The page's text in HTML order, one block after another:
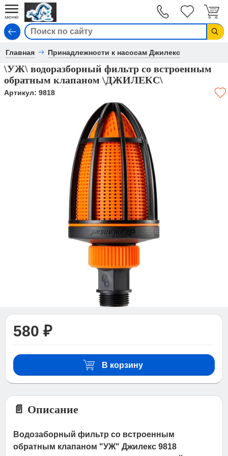
Главная Принадлежности к насосам Джилекс
\УЖ\ водоразборный фильтр со встроенным
обратным клапаном \ДЖИЛЕКС\
Артикул: 9818
580 ₽
В корзину
📄 Описание
Водозаборный фильтр со встроенным
обратным клапаном "УЖ" Джилекс 9818